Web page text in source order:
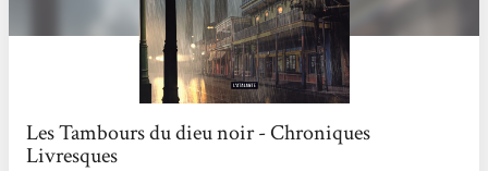
Les Tambours du dieu noir - Chroniques
Livresques